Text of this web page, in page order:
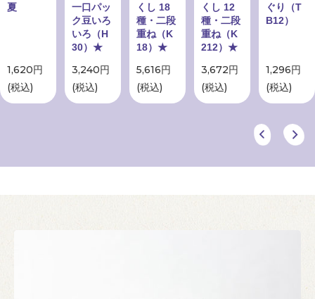
夏
1,620円
(税込)
一口パッ
ク豆いろ
いろ（H
30）★
3,240円
(税込)
くし 18
種・二段
重ね（K
18）★
5,616円
(税込)
くし 12
種・二段
重ね（K
212）★
3,672円
(税込)
ぐり（T
B12）
1,296円
(税込)